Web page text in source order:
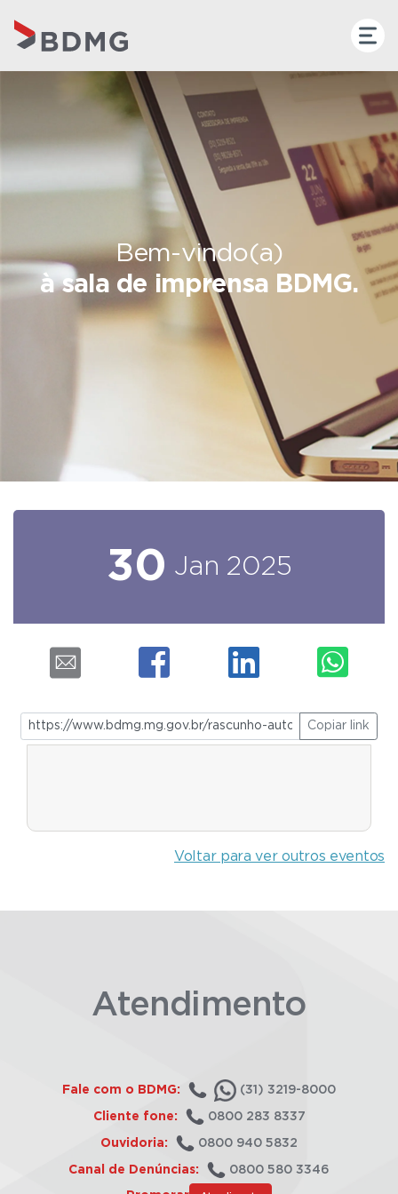
Bem-vindo(a)
à sala de imprensa BDMG.
30 Jan 2025
Copiar link
Voltar para ver outros eventos
Atendimento
Fale com o BDMG: (31) 3219-8000
Cliente fone: 0800 283 8337
Ouvidoria: 0800 940 5832
Canal de Denúncias: 0800 580 3346